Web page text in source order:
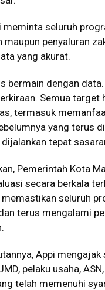
meminta seluruh
maupun penyaluran
yang akurat.
bermain dengan
Semua target
termasuk
yang terus
tepat
Pemerintah Kota
secara berkala
memastikan seluruh
terus mengalami
Appi
pelaku usaha,
telah memenuhi